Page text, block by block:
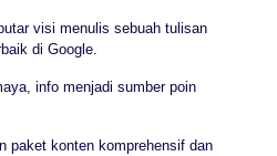
visi menulis sebuah tulisan
di Google.
info menjadi sumber poin
paket konten komprehensif dan